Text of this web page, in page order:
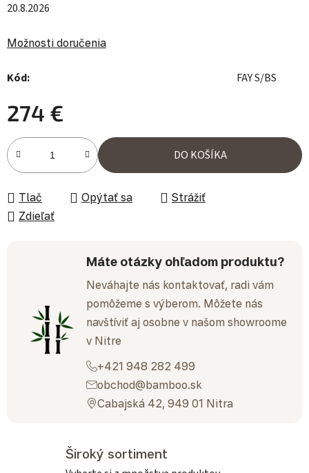
20.8.2026
Možnosti doručenia
Kód: FAY S/BS
274 €
Jednotková cena:
DO KOŠÍKA
Tlač Opýtať sa
Strážiť
Zdieľať
Máte otázky ohľadom produktu?
Neváhajte nás kontaktovať, radi vám
pomôžeme s výberom. Môžete nás
navštíviť aj osobne v našom showroome
v Nitre
+421 948 282 499
obchod@bamboo.sk
Cabajská 42, 949 01 Nitra
Široký sortiment